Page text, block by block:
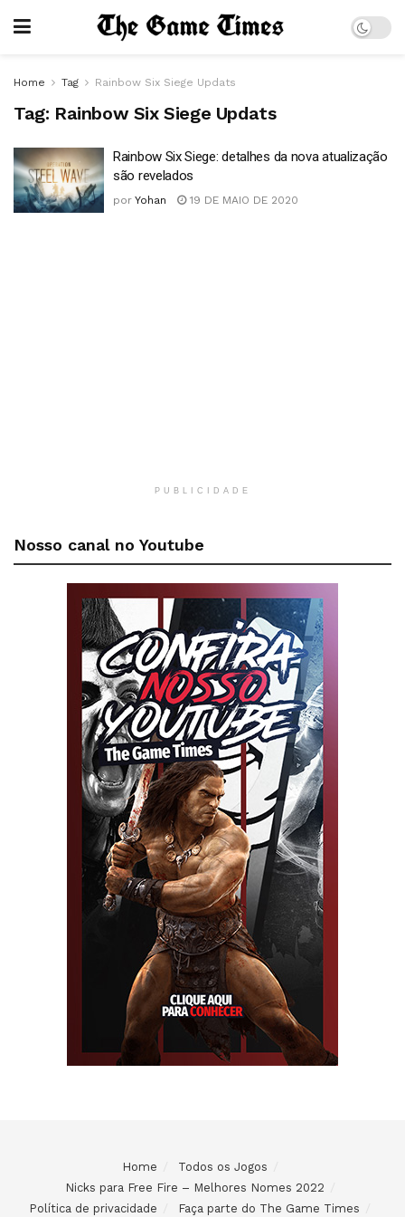
Home Tag Rainbow Six Siege Updats
Tag: Rainbow Six Siege Updats
Rainbow Six Siege: detalhes da nova atualização
são revelados
por Yohan 19 DE MAIO DE 2020
PUBLICIDADE
Nosso canal no Youtube
Home
Todos os Jogos
Nicks para Free Fire – Melhores Nomes 2022
Política de privacidade
Faça parte do The Game Times